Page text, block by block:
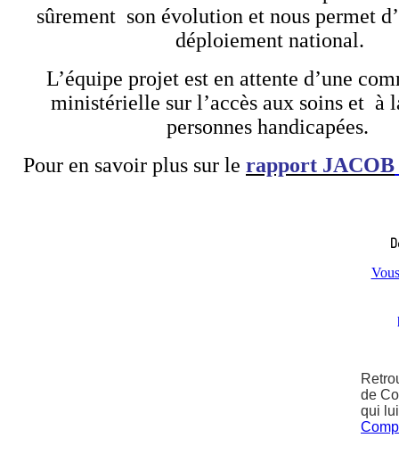
sûrement son évolution et nous permet
déploiement national.
L’équipe projet est en attente d’une
ministérielle sur l’accès aux soins et à
personnes handicapées.
Pour en savoir plus sur le rapport JACOB
de
qui